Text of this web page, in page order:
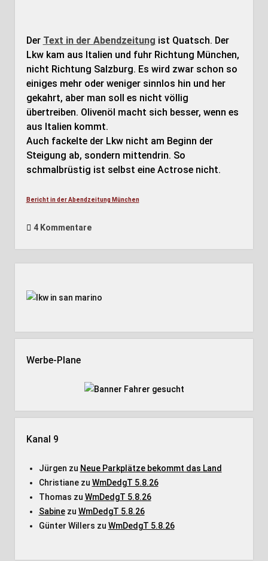
Der Text in der Abendzeitung ist Quatsch. Der
Lkw kam aus Italien und fuhr Richtung München,
nicht Richtung Salzburg. Es wird zwar schon so
einiges mehr oder weniger sinnlos hin und her
gekahrt, aber man soll es nicht völlig
übertreiben. Olivenöl macht sich besser, wenn es
aus Italien kommt.
Auch fackelte der Lkw nicht am Beginn der
Steigung ab, sondern mittendrin. So
schmalbrüstig ist selbst eine Actrose nicht.
Bericht in der Abendzeitung München
4 Kommentare
Werbe-Plane
Kanal 9
Jürgen zu Neue Parkplätze bekommt das Land
Christianezu WmDedgT 5.8.26
Thomas zu WmDedgT 5.8.26
Sabinezu WmDedgT 5.8.26
Günter Willers zu WmDedgT 5.8.26